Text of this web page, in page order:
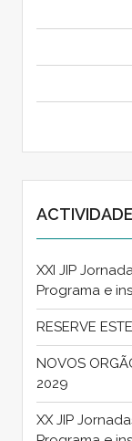
XXI JIP
Programa e
RESERVE
NOVOS
2029
XX JIP